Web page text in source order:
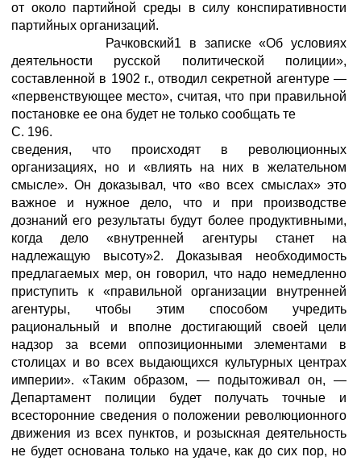
от около партийной среды в силу конспиративности
партийных организаций.
Рачковский1 в записке «Об условиях
деятельности русской политической полиции»,
составленной в 1902 г., отводил секретной агентуре —
«первенствующее место», считая, что при правильной
постановке ее она будет не только сообщать те
С. 196.
сведения, что происходят в революционных
организациях, но и «влиять на них в желательном
смысле». Он доказывал, что «во всех смыслах» это
важное и нужное дело, что и при производстве
дознаний его результаты будут более продуктивными,
когда дело «внутренней агентуры станет на
надлежащую высоту»2. Доказывая необходимость
предлагаемых мер, он говорил, что надо немедленно
приступить к «правильной организации внутренней
агентуры, чтобы этим способом учредить
рациональный и вполне достигающий своей цели
надзор за всеми оппозиционными элементами в
столицах и во всех выдающихся культурных центрах
империи». «Таким образом, — подытоживал он, —
Департамент полиции будет получать точные и
всесторонние сведения о положении революционного
движения из всех пунктов, и розыскная деятельность
не будет основана только на удаче, как до сих пор, но